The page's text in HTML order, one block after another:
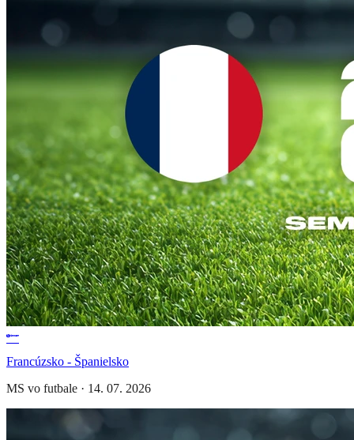
Francúzsko - Španielsko
MS vo futbale · 14. 07. 2026